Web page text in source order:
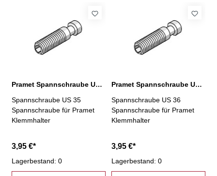
Pramet Spannschraube US 35
Spannschraube US 35
Spannschraube für Pramet
Klemmhalter
3,95 €*
Lagerbestand: 0
Pramet Spannschraube US 36
Spannschraube US 36
Spannschraube für Pramet
Klemmhalter
3,95 €*
Lagerbestand: 0